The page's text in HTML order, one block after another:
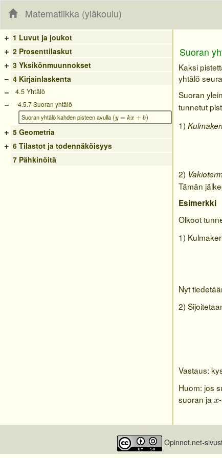
Matematiikka (yläkoulu)
+ 1 Luvut ja joukot
+ 2 Prosenttilaskut
+ 3 Yksikönmuunnokset
− 4 Kirjainlaskenta
− 4.5 Yhtälö
− 4.5.7 Suoran yhtälö
Suoran yhtälö kahden pisteen avulla (y = kx + b)
(y=kx+b)
+ 5 Geometria
+ 6 Tilastot ja todennäköisyys
7 Pähkinöitä
Suoran
Kaksi
yhtälö
Suoran
tunnetut
1)
2)
Tämän
Esimerkki
Olkoot
1)
Nyt
2)
Vastaus:
Huom: jos
suoran ja x
x
Opinnot.net-